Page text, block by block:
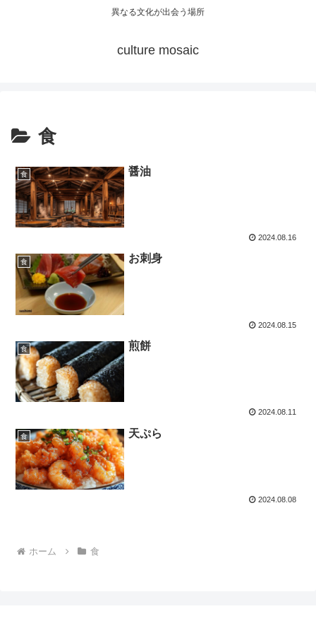
異なる文化が出会う場所
culture mosaic
食
食 醤油
2024.08.16
食 お刺身
2024.08.15
食 煎餅
2024.08.11
食 天ぷら
2024.08.08
ホーム 食